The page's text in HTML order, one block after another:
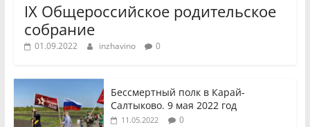
IX Общероссийское родительское
собрание
01.09.2022 inzhavino 0
Бессмертный полк в Карай-
Салтыково. 9 мая 2022 год
11.05.2022 0